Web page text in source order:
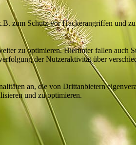
zum Schutz vor Hackerangriffen und
zu optimieren. Hierunter fallen
der Nutzeraktivität über
an, die von Drittanbietern
und zu optimieren.